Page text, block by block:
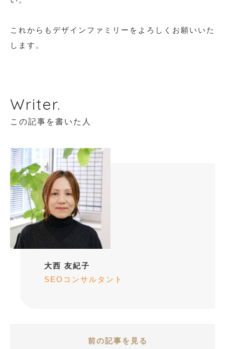
これからもデザインファミリーをよろしくお願いいた
します。
Writer.
この記事を書いた人
大西 友紀子
SEOコンサルタント
前の記事を見る